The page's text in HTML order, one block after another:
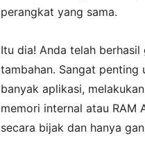
perangkat yang sama.
Itu dia! Anda telah
tambahan. Sangat
banyak aplikasi,
memori internal atau RAM
secara bijak dan hanya